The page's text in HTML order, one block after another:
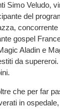
Simo Veludo,
del
gospel
Aladin e
da
che per far
in